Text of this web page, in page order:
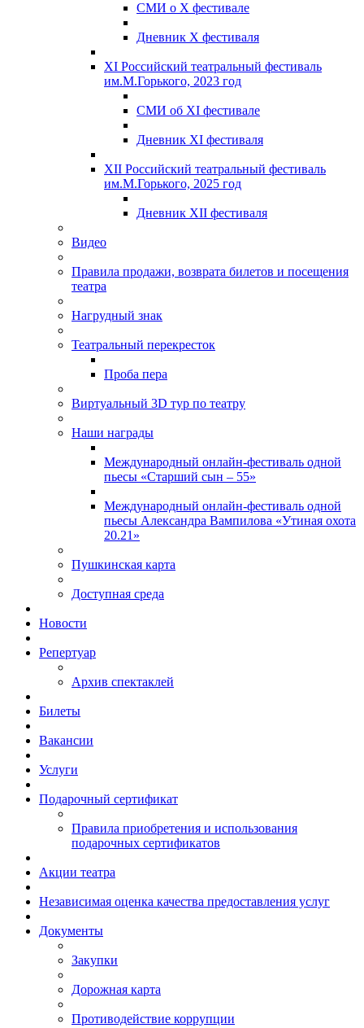
СМИ о X фестивале
Дневник X фестиваля
XI Российский театральный фестиваль
им.М.Горького, 2023 год
СМИ об XI фестивале
Дневник XI фестиваля
XII Российский театральный фестиваль
им.М.Горького, 2025 год
Дневник XII фестиваля
Видео
Правила продажи, возврата билетов и посещения
театра
Нагрудный знак
Театральный перекресток
Проба пера
Виртуальный 3D тур по театру
Наши награды
Международный онлайн-фестиваль одной
пьесы «Старший сын – 55»
Международный онлайн-фестиваль одной
пьесы Александра Вампилова «Утиная охота
20.21»
Пушкинская карта
Доступная среда
Новости
Репертуар
Архив спектаклей
Билеты
Вакансии
Услуги
Подарочный сертификат
Правила приобретения и использования
подарочных сертификатов
Акции театра
Независимая оценка качества предоставления услуг
Документы
Закупки
Дорожная карта
Противодействие коррупции